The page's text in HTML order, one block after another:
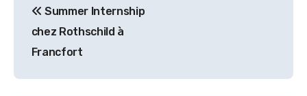
de
l’article
Summer Internship
chez Rothschild à
Francfort